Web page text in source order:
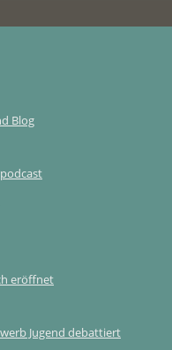
Blog
eröffnet
Jugend debattiert